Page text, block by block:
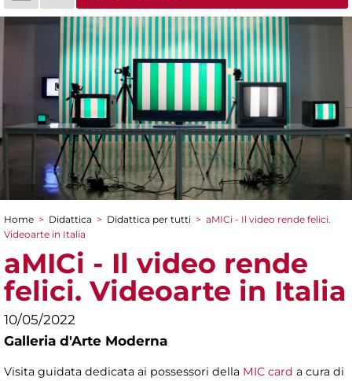
Tu sei qui
Home > Didattica > Didattica per tutti > aMICi - Il video rende felici.
Videoarte in Italia
aMICi - Il video rende
felici. Videoarte in Italia
10/05/2022
Galleria d'Arte Moderna
Visita guidata dedicata ai possessori della MIC card a cura di